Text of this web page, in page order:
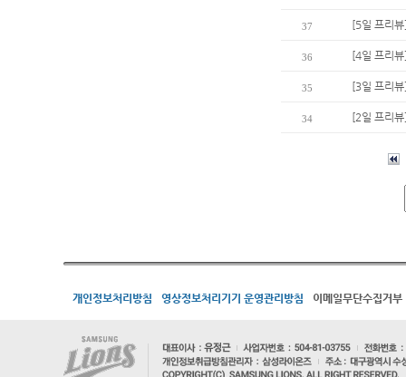
37 [5일 프리
36 [4일 프리
35 [3일 프리
34 [2일 프리
개인정보처리방침 영상정보처리기기 운영관리방침 이메일무단수집거부